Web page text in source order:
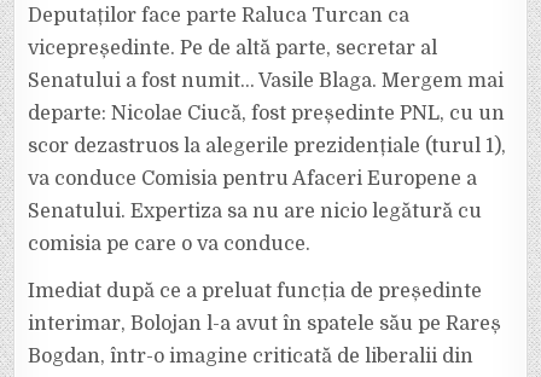
Deputaților face parte Raluca Turcan ca
vicepreședinte. Pe de altă parte, secretar al
Senatului a fost numit… Vasile Blaga. Mergem mai
departe: Nicolae Ciucă, fost președinte PNL, cu un
scor dezastruos la alegerile prezidențiale (turul 1),
va conduce Comisia pentru Afaceri Europene a
Senatului. Expertiza sa nu are nicio legătură cu
comisia pe care o va conduce.
Imediat după ce a preluat funcția de președinte
interimar, Bolojan l-a avut în spatele său pe Rareș
Bogdan, într-o imagine criticată de liberalii din